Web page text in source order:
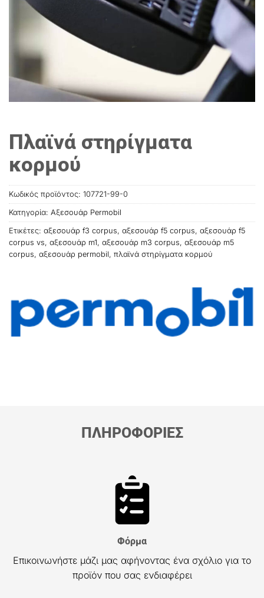
Πλαϊνά στηρίγματα
κορμού
Κωδικός προϊόντος: 107721-99-0
Κατηγορία: Αξεσουάρ Permobil
Ετικέτες: αξεσουάρ f3 corpus, αξεσουάρ f5 corpus, αξεσουάρ f5
corpus vs, αξεσουάρ m1, αξεσουάρ m3 corpus, αξεσουάρ m5
corpus, αξεσουάρ permobil, πλαϊνά στηρίγματα κορμού
ΠΛΗΡΟΦΟΡΙΕΣ
Φόρμα
Επικοινωνήστε μάζι μας αφήνοντας ένα σχόλιο για το
προϊόν που σας ενδιαφέρει